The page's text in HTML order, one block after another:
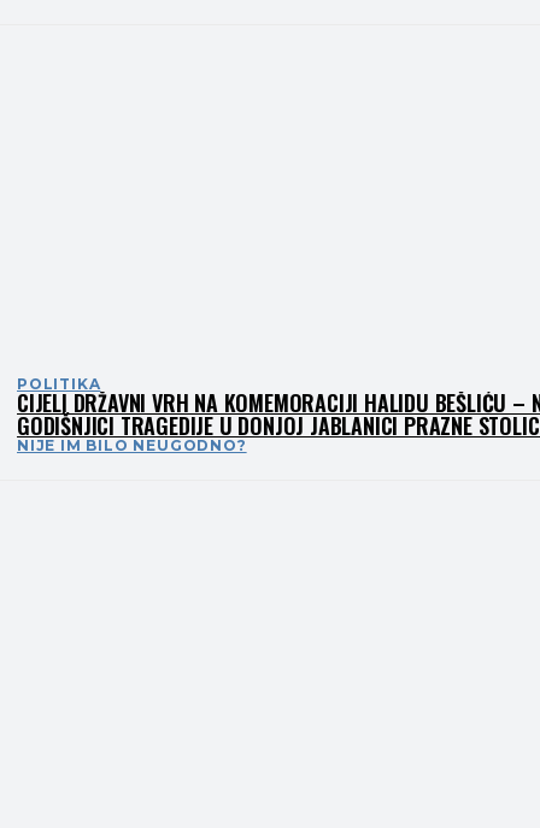
POLITIKA
CIJELI DRŽAVNI VRH NA KOMEMORACIJI HALIDU BEŠLIĆU –
GODIŠNJICI TRAGEDIJE U DONJOJ JABLANICI PRAZNE
NIJE IM BILO NEUGODNO?